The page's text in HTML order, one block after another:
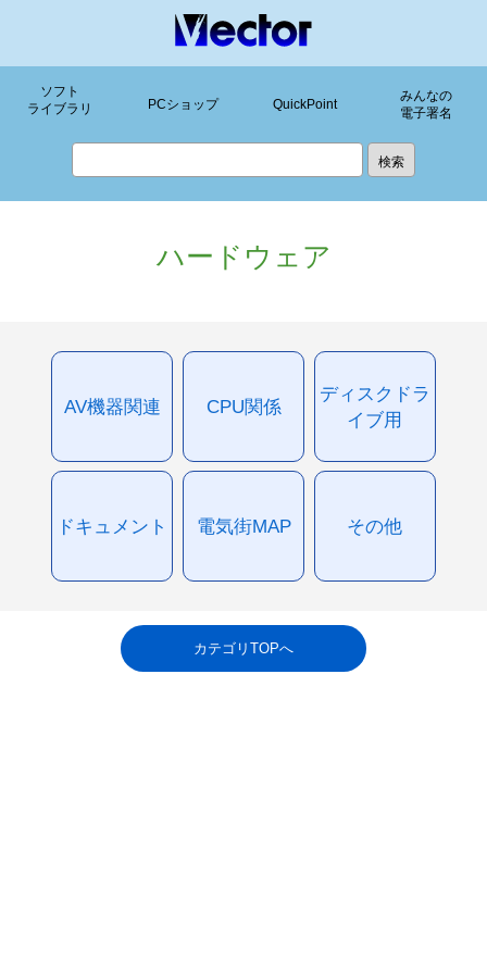
ソフト
ライブラリ
PCショップ QuickPoint
みんなの
電子署名
ハードウェア
AV機器関連 CPU関係
ディスクドラ
イブ用
ドキュメント 電気街MAP その他
カテゴリTOPへ